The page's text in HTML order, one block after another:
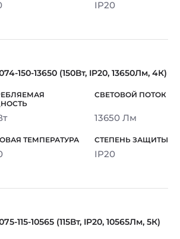
IP20
150-13650 (150Вт, IP20, 13650Лм, 4К)
13650 Лм
IP20
115-10565 (115Вт, IP20, 10565Лм, 5К)